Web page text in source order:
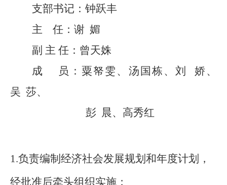
支部书记 ： 钟跃丰
主
任：谢 媚
副 主 任： 曾天姝
成
员： 粟帑雯、汤国栋、刘
娇、
吴 莎、
彭 晨、高秀红
1.负责编制经济社会发展规划和年度计划，
经批准后牵头组织实施；